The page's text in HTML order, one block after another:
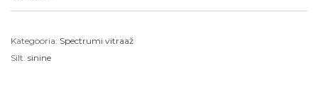
Kategooria: Spectrumi vitraaž
Silt: sinine